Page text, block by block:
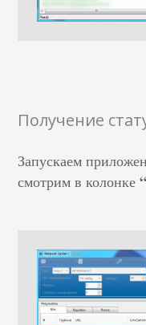
Получение
Запускаем
смотрим в колонке